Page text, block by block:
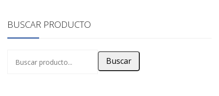
BUSCAR PRODUCTO
Buscar